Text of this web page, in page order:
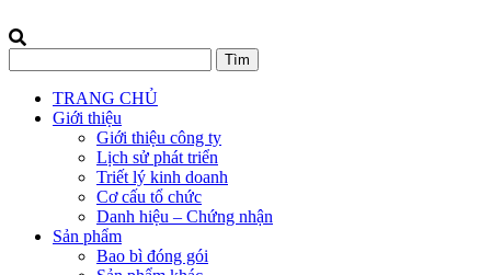
TRANG CHỦ
Giới thiệu
Giới thiệu công ty
Lịch sử phát triển
Triết lý kinh doanh
Cơ cấu tổ chức
Danh hiệu – Chứng nhận
Sản phẩm
Bao bì đóng gói